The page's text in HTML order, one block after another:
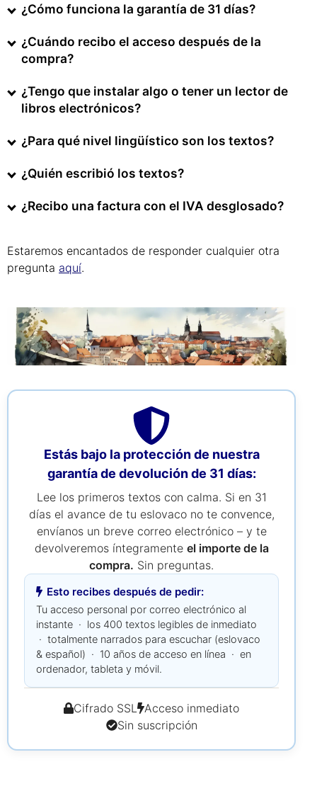
¿Cómo funciona la garantía de 31 días?
¿Cuándo recibo el acceso después de la
compra?
¿Tengo que instalar algo o tener un lector de
libros electrónicos?
¿Para qué nivel lingüístico son los textos?
¿Quién escribió los textos?
¿Recibo una factura con el IVA desglosado?
Estaremos encantados de responder cualquier otra
pregunta aquí.
Estás bajo la protección de nuestra
garantía de devolución de 31 días:
Lee los primeros textos con calma. Si en 31
días el avance de tu eslovaco no te convence,
envíanos un breve correo electrónico – y te
devolveremos íntegramente el importe de la
compra. Sin preguntas.
Esto recibes después de pedir:
Tu acceso personal por correo electrónico al
instante · los 400 textos legibles de inmediato
· totalmente narrados para escuchar (eslovaco
& español) · 10 años de acceso en línea · en
ordenador, tableta y móvil.
Cifrado SSL Acceso inmediato
Sin suscripción